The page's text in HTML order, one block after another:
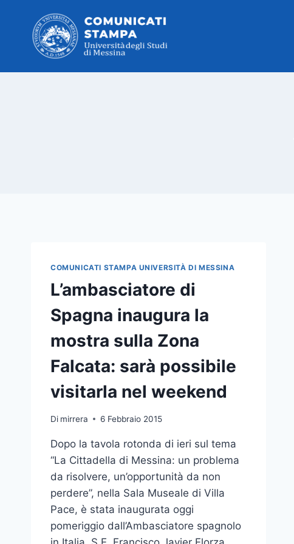
contenuto
COMUNICATI STAMPA UNIVERSITÀ DI MESSINA
L’ambasciatore di
Spagna inaugura la
mostra sulla Zona
Falcata: sarà possibile
visitarla nel weekend
Di mirrera 6 Febbraio 2015
Dopo la tavola rotonda di ieri sul tema
“La Cittadella di Messina: un problema
da risolvere, un’opportunità da non
perdere”, nella Sala Museale di Villa
Pace, è stata inaugurata oggi
pomeriggio dall’Ambasciatore spagnolo